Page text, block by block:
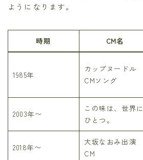
ようになります。
時期 CM名
1985年
カップヌードル
CMソング
2003年〜
この味は、世界に
ひとつ。
2018年〜
大坂なおみ出演
CM